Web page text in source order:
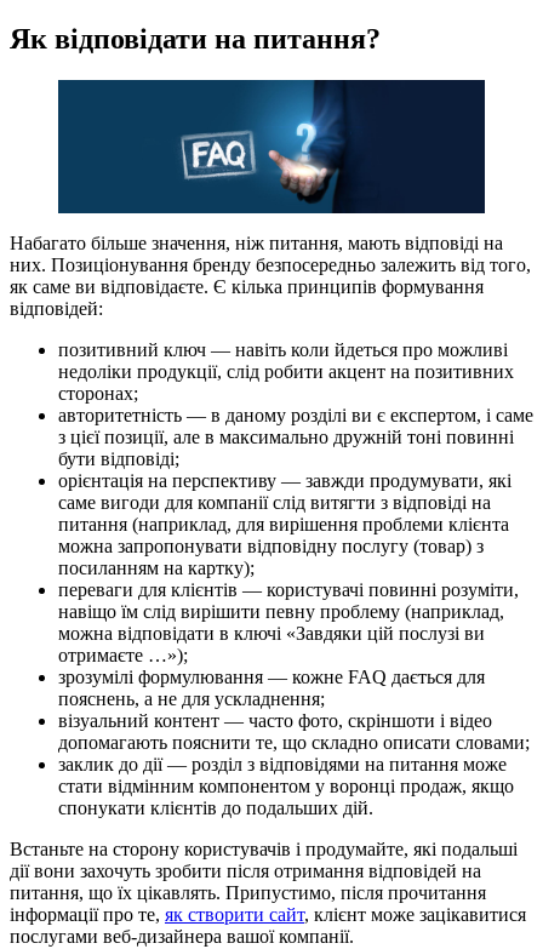
Як відповідати на питання?
Набагато більше значення, ніж питання, мають відповіді на
них. Позиціонування бренду безпосередньо залежить від того,
як саме ви відповідаєте. Є кілька принципів формування
відповідей:
позитивний ключ — навіть коли йдеться про можливі
недоліки продукції, слід робити акцент на позитивних
сторонах;
авторитетність — в даному розділі ви є експертом, і саме
з цієї позиції, але в максимально дружній тоні повинні
бути відповіді;
орієнтація на перспективу — завжди продумувати, які
саме вигоди для компанії слід витягти з відповіді на
питання (наприклад, для вирішення проблеми клієнта
можна запропонувати відповідну послугу (товар) з
посиланням на картку);
переваги для клієнтів — користувачі повинні розуміти,
навіщо їм слід вирішити певну проблему (наприклад,
можна відповідати в ключі «Завдяки цій послузі ви
отримаєте …»);
зрозумілі формулювання — кожне FAQ дається для
пояснень, а не для ускладнення;
візуальний контент — часто фото, скріншоти і відео
допомагають пояснити те, що складно описати словами;
заклик до дії — розділ з відповідями на питання може
стати відмінним компонентом у воронці продаж, якщо
спонукати клієнтів до подальших дій.
Встаньте на сторону користувачів і продумайте, які подальші
дії вони захочуть зробити після отримання відповідей на
питання, що їх цікавлять. Припустимо, після прочитання
інформації про те, як створити сайт, клієнт може зацікавитися
послугами веб-дизайнера вашої компанії.